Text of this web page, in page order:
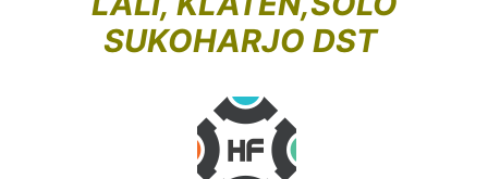
SUKOHARJO DST